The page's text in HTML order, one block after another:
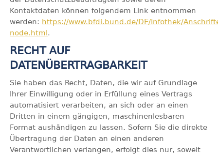
Kontaktdaten können folgendem Link entnommen
werden: https://www.bfdi.bund.de/DE/Infothek/
node.html.
RECHT AUF
DATENÜBERTRAGBARKEIT
Sie haben das Recht, Daten, die wir auf Grundlage
Ihrer Einwilligung oder in Erfüllung eines Vertrags
automatisiert verarbeiten, an sich oder an einen
Dritten in einem gängigen, maschinenlesbaren
Format aushändigen zu lassen. Sofern Sie die direkte
Übertragung der Daten an einen anderen
Verantwortlichen verlangen, erfolgt dies nur, soweit